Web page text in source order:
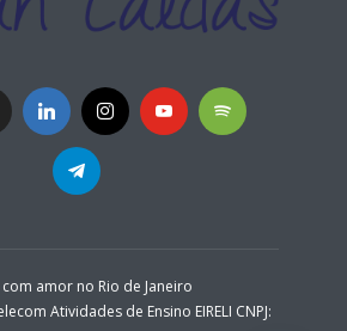
com amor no Rio de Janeiro
Atividades de Ensino EIRELI CNPJ: